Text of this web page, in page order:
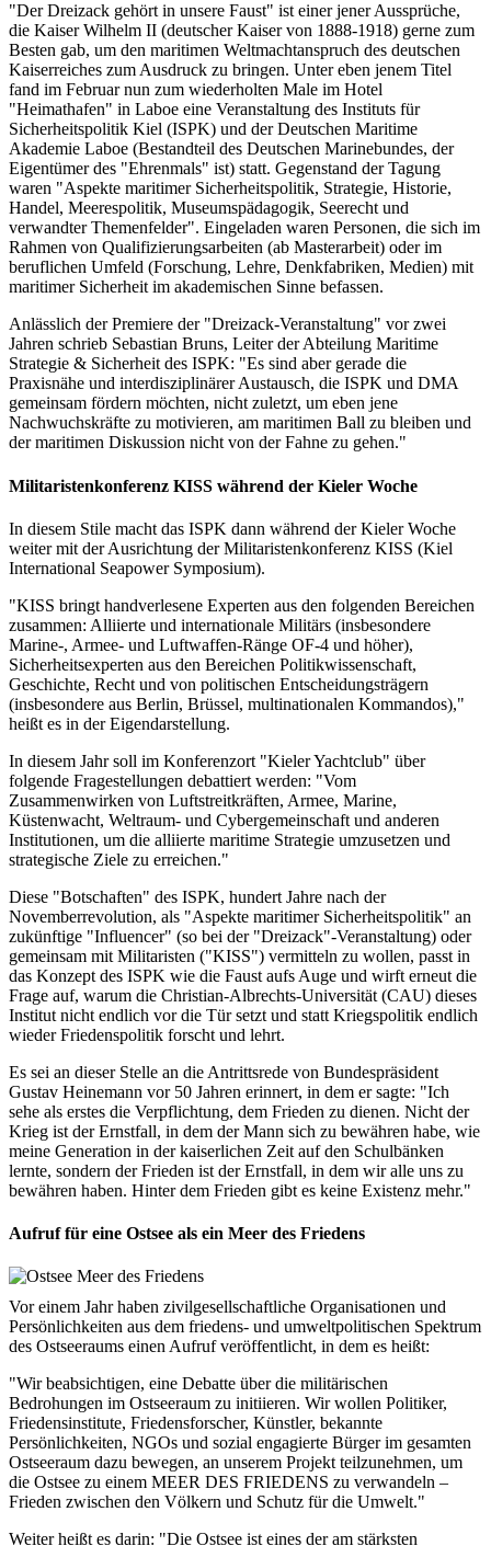
"Der Dreizack gehört in unsere Faust" ist einer jener Aussprüche,
die Kaiser Wilhelm II (deutscher Kaiser von 1888-1918) gerne zum
Besten gab, um den maritimen Weltmachtanspruch des deutschen
Kaiserreiches zum Ausdruck zu bringen. Unter eben jenem Titel
fand im Februar nun zum wiederholten Male im Hotel
"Heimathafen" in Laboe eine Veranstaltung des Instituts für
Sicherheitspolitik Kiel (ISPK) und der Deutschen Maritime
Akademie Laboe (Bestandteil des Deutschen Marinebundes, der
Eigentümer des "Ehrenmals" ist) statt. Gegenstand der Tagung
waren "Aspekte maritimer Sicherheitspolitik, Strategie, Historie,
Handel, Meerespolitik, Museumspädagogik, Seerecht und
verwandter Themenfelder". Eingeladen waren Personen, die sich im
Rahmen von Qualifizierungsarbeiten (ab Masterarbeit) oder im
beruflichen Umfeld (Forschung, Lehre, Denkfabriken, Medien) mit
maritimer Sicherheit im akademischen Sinne befassen.
Anlässlich der Premiere der "Dreizack-Veranstaltung" vor zwei
Jahren schrieb Sebastian Bruns, Leiter der Abteilung Maritime
Strategie & Sicherheit des ISPK: "Es sind aber gerade die
Praxisnähe und interdisziplinärer Austausch, die ISPK und DMA
gemeinsam fördern möchten, nicht zuletzt, um eben jene
Nachwuchskräfte zu motivieren, am maritimen Ball zu bleiben und
der maritimen Diskussion nicht von der Fahne zu gehen."
Militaristenkonferenz KISS während der Kieler Woche
In diesem Stile macht das ISPK dann während der Kieler Woche
weiter mit der Ausrichtung der Militaristenkonferenz KISS (Kiel
International Seapower Symposium).
"KISS bringt handverlesene Experten aus den folgenden Bereichen
zusammen: Alliierte und internationale Militärs (insbesondere
Marine-, Armee- und Luftwaffen-Ränge OF-4 und höher),
Sicherheitsexperten aus den Bereichen Politikwissenschaft,
Geschichte, Recht und von politischen Entscheidungsträgern
(insbesondere aus Berlin, Brüssel, multinationalen Kommandos),"
heißt es in der Eigendarstellung.
In diesem Jahr soll im Konferenzort "Kieler Yachtclub" über
folgende Fragestellungen debattiert werden: "Vom
Zusammenwirken von Luftstreitkräften, Armee, Marine,
Küstenwacht, Weltraum- und Cybergemeinschaft und anderen
Institutionen, um die alliierte maritime Strategie umzusetzen und
strategische Ziele zu erreichen."
Diese "Botschaften" des ISPK, hundert Jahre nach der
Novemberrevolution, als "Aspekte maritimer Sicherheitspolitik" an
zukünftige "Influencer" (so bei der "Dreizack"-Veranstaltung) oder
gemeinsam mit Militaristen ("KISS") vermitteln zu wollen, passt in
das Konzept des ISPK wie die Faust aufs Auge und wirft erneut die
Frage auf, warum die Christian-Albrechts-Universität (CAU) dieses
Institut nicht endlich vor die Tür setzt und statt Kriegspolitik endlich
wieder Friedenspolitik forscht und lehrt.
Es sei an dieser Stelle an die Antrittsrede von Bundespräsident
Gustav Heinemann vor 50 Jahren erinnert, in dem er sagte: "Ich
sehe als erstes die Verpflichtung, dem Frieden zu dienen. Nicht der
Krieg ist der Ernstfall, in dem der Mann sich zu bewähren habe, wie
meine Generation in der kaiserlichen Zeit auf den Schulbänken
lernte, sondern der Frieden ist der Ernstfall, in dem wir alle uns zu
bewähren haben. Hinter dem Frieden gibt es keine Existenz mehr."
Aufruf für eine Ostsee als ein Meer des Friedens
Vor einem Jahr haben zivilgesellschaftliche Organisationen und
Persönlichkeiten aus dem friedens- und umweltpolitischen Spektrum
des Ostseeraums einen Aufruf veröffentlicht, in dem es heißt:
"Wir beabsichtigen, eine Debatte über die militärischen
Bedrohungen im Ostseeraum zu initiieren. Wir wollen Politiker,
Friedensinstitute, Friedensforscher, Künstler, bekannte
Persönlichkeiten, NGOs und sozial engagierte Bürger im gesamten
Ostseeraum dazu bewegen, an unserem Projekt teilzunehmen, um
die Ostsee zu einem MEER DES FRIEDENS zu verwandeln –
Frieden zwischen den Völkern und Schutz für die Umwelt."
Weiter heißt es darin: "Die Ostsee ist eines der am stärksten